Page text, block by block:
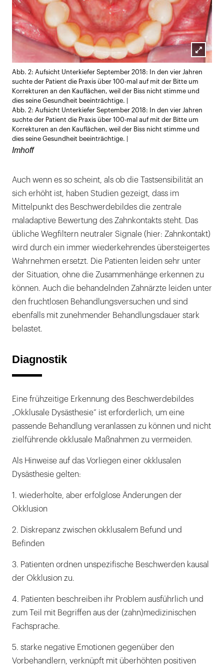
öffnen
Abb. 2: Aufsicht Unterkiefer September 2018: In den vier Jahren
suchte der Patient die Praxis über 100-mal auf mit der Bitte um
Korrekturen an den Kauflächen, weil der Biss nicht stimme und
dies seine Gesundheit beeinträchtige. |
Abb. 2: Aufsicht Unterkiefer September 2018: In den vier Jahren
suchte der Patient die Praxis über 100-mal auf mit der Bitte um
Korrekturen an den Kauflächen, weil der Biss nicht stimme und
dies seine Gesundheit beeinträchtige. |
Imhoff
Auch wenn es so scheint, als ob die Tastsensibilität an
sich erhöht ist, haben Studien gezeigt, dass im
Mittelpunkt des Beschwerdebildes die zentrale
maladaptive Bewertung des Zahnkontakts steht. Das
übliche Wegfiltern neutraler Signale (hier: Zahnkontakt)
wird durch ein immer wiederkehrendes übersteigertes
Wahrnehmen ersetzt. Die Patienten leiden sehr unter
der Situation, ohne die Zusammenhänge erkennen zu
können. Auch die behandelnden Zahnärzte leiden unter
den fruchtlosen Behandlungsversuchen und sind
ebenfalls mit zunehmender Behandlungsdauer stark
belastet.
Diagnostik
Eine frühzeitige Erkennung des Beschwerdebildes
„Okklusale Dysästhesie“ ist erforderlich, um eine
passende Behandlung veranlassen zu können und nicht
zielführende okklusale Maßnahmen zu vermeiden.
Als Hinweise auf das Vorliegen einer okklusalen
Dysästhesie gelten:
1. wiederholte, aber erfolglose Änderungen der
Okklusion
2. Diskrepanz zwischen okklusalem Befund und
Befinden
3. Patienten ordnen unspezifische Beschwerden kausal
der Okklusion zu.
4. Patienten beschreiben ihr Problem ausführlich und
zum Teil mit Begriffen aus der (zahn)medizinischen
Fachsprache.
5. starke negative Emotionen gegenüber den
Vorbehandlern, verknüpft mit überhöhten positiven